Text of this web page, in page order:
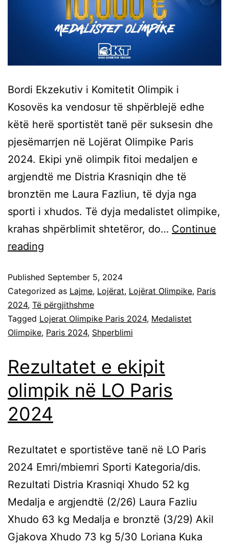
Bordi Ekzekutiv i Komitetit Olimpik i
Kosovës ka vendosur të shpërblejë edhe
këtë herë sportistët tanë për suksesin dhe
pjesëmarrjen në Lojërat Olimpike Paris
2024. Ekipi ynë olimpik fitoi medaljen e
argjendtë me Distria Krasniqin dhe të
bronztën me Laura Fazliun, të dyja nga
sporti i xhudos. Të dyja medalistet olimpike,
krahas shpërblimit shtetëror, do… Continue
reading
Published September 5, 2024
Categorized as Lajme, Lojërat, Lojërat Olimpike, Paris
2024, Të përgjithshme
Tagged Lojerat Olimpike Paris 2024, Medalistet
Olimpike, Paris 2024, Shperblimi
Rezultatet e ekipit
olimpik në LO Paris
2024
Rezultatet e sportistëve tanë në LO Paris
2024 Emri/mbiemri Sporti Kategoria/dis.
Rezultati Distria Krasniqi Xhudo 52 kg
Medalja e argjendtë (2/26) Laura Fazliu
Xhudo 63 kg Medalja e bronztë (3/29) Akil
Gjakova Xhudo 73 kg 5/30 Loriana Kuka